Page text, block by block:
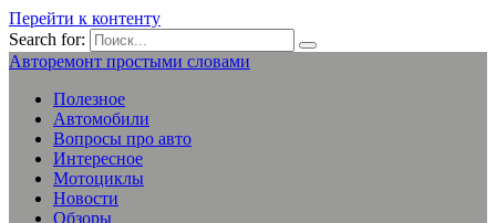
Перейти к контенту
Search for:
Авторемонт простыми словами
Полезное
Автомобили
Вопросы про авто
Интересное
Мотоциклы
Новости
Обзоры